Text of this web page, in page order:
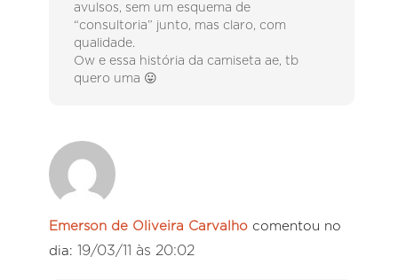
avulsos, sem um esquema de
“consultoria” junto, mas claro, com
qualidade.
Ow e essa história da camiseta ae, tb
quero uma 😛
Emerson de Oliveira Carvalho comentou no
dia: 19/03/11 às 20:02